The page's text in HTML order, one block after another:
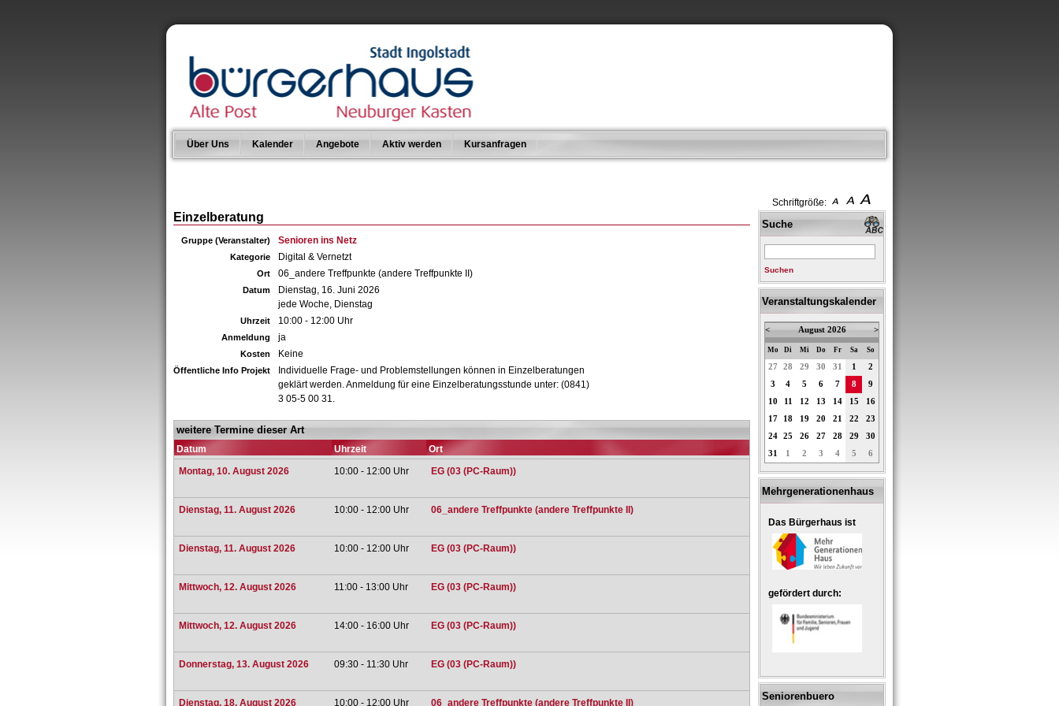
Schriftgröße:
Über Uns Kalender Angebote Aktiv werden Kursanfragen
Einzelberatung
Gruppe (Veranstalter) Senioren ins Netz
Kategorie Digital & Vernetzt
Ort 06_andere Treffpunkte (andere Treffpunkte II)
Datum
Dienstag, 16. Juni 2026
jede Woche, Dienstag
Uhrzeit 10:00 - 12:00 Uhr
Anmeldung ja
Kosten Keine
Öffentliche Info Projekt
Individuelle Frage- und Problemstellungen können in Einzelberatungen
geklärt werden. Anmeldung für eine Einzelberatungsstunde unter: (0841)
3 05-5 00 31.
weitere Termine dieser Art
Datum Uhrzeit
Ort
Montag, 10. August 2026
10:00 - 12:00 Uhr EG (03 (PC-Raum))
Dienstag, 11. August 2026 10:00 - 12:00 Uhr 06_andere Treffpunkte (andere Treffpunkte II)
Dienstag, 11. August 2026 10:00 - 12:00 Uhr EG (03 (PC-Raum))
Mittwoch, 12. August 2026 11:00 - 13:00 Uhr EG (03 (PC-Raum))
Mittwoch, 12. August 2026 14:00 - 16:00 Uhr EG (03 (PC-Raum))
Donnerstag, 13. August 2026 09:30 - 11:30 Uhr EG (03 (PC-Raum))
Dienstag, 18. August 2026 10:00 - 12:00 Uhr 06_andere Treffpunkte (andere Treffpunkte II)
Suche
Suchen
Veranstaltungskalender
< August 2026 >
Mo Di Mi Do Fr Sa So
27 28 29 30 31 1
2
3
4 5 6 7 8
9
10
11 12 13 14 15
16
17
18 19 20 21 22
23
24
25 26 27 28 29
30
31
1 2 3 4 5 6
Mehrgenerationenhaus
Das Bürgerhaus ist
gefördert durch:
Seniorenbuero